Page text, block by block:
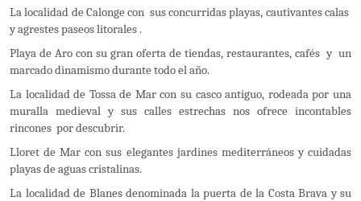
La localidad de Calonge con sus concurridas playas, cautivantes calas
y agrestes paseos litorales .
Playa de Aro con su gran oferta de tiendas, restaurantes, cafés y un
marcado dinamismo durante todo el año.
La localidad de Tossa de Mar con su casco antiguo, rodeada por una
muralla medieval y sus calles estrechas nos ofrece incontables
rincones por descubrir.
Lloret de Mar con sus elegantes jardines mediterráneos y cuidadas
playas de aguas cristalinas.
La localidad de Blanes denominada la puerta de la Costa Brava y su